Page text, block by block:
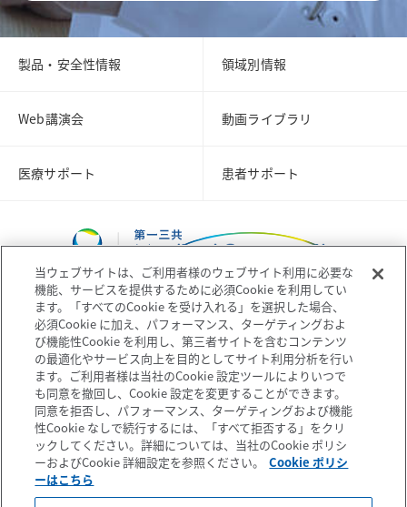
製品・安全性情報 領域別情報
Web講演会 動画ライブラリ
医療サポート 患者サポート
コーポレートサイト 企業情報
個人情報の取扱いについて プライバシーポリシー
ソーシャルメディアポリシー ご利用条件
当ウェブサイトは、ご利用者様のウェブサイト利用に必要な
機能、サービスを提供するために必須Cookie を利用してい
ます。「すべてのCookie を受け入れる」を選択した場合、
必須Cookie に加え、パフォーマンス、ターゲティングおよ
び機能性Cookie を利用し、第三者サイトを含むコンテンツ
の最適化やサービス向上を目的としてサイト利用分析を行い
ます。ご利用者様は当社のCookie 設定ツールによりいつで
も同意を撤回し、Cookie 設定を変更することができます。
同意を拒否し、パフォーマンス、ターゲティングおよび機能
性Cookie なしで続行するには、「すべて拒否する」をクリ
ックしてください。詳細については、当社のCookie ポリシ
ーおよびCookie 詳細設定を参照ください。
Cookie ポリシ
ーはこちら